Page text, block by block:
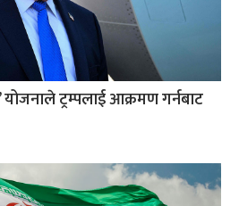
ट्रम्पलाई आक्रमण गर्नबाट